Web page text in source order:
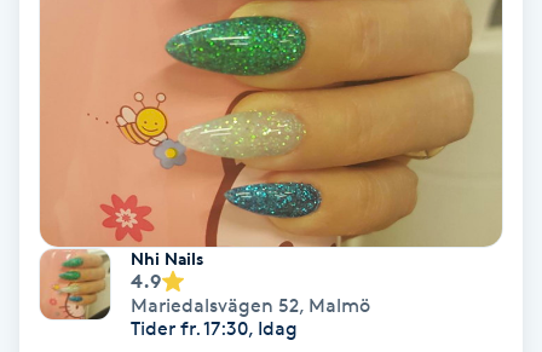
Rosenmetoden
Ryggmassage
Samtalsterapi
Nhi Nails
4.9
Mariedalsvägen 52, Malmö
Tider fr. 17:30, Idag